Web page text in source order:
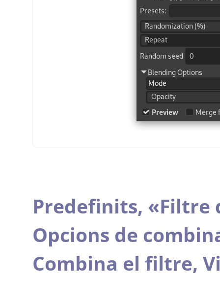
Predefinits, «Filtre
Opcions de
Combina el filtre,